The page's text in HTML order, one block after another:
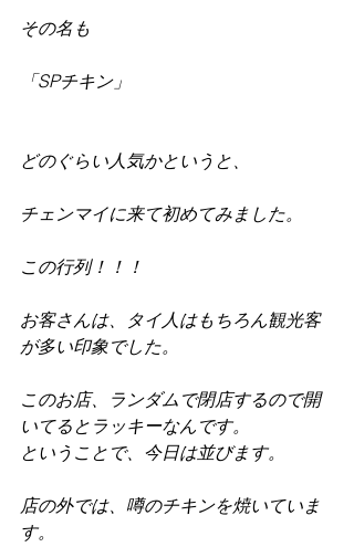
その名も
「SPチキン」
どのぐらい人気かというと、
チェンマイに来て初めてみました。
この行列！！！
お客さんは、タイ人はもちろん観光客
が多い印象でした。
このお店、ランダムで閉店するので開
いてるとラッキーなんです。
ということで、今日は並びます。
店の外では、噂のチキンを焼いていま
す。